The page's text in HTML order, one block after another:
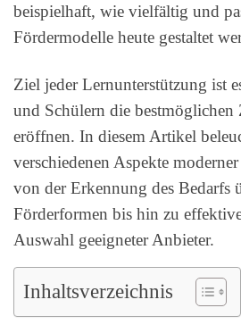
beispielhaft, wie vielfältig und
Fördermodelle heute gestaltet
Ziel jeder Lernunterstützung ist
und Schülern die bestmöglichen
eröffnen. In diesem Artikel
verschiedenen Aspekte
von der Erkennung des Bedarfs
Förderformen bis hin zu
Auswahl geeigneter Anbieter.
Inhaltsverzeichnis